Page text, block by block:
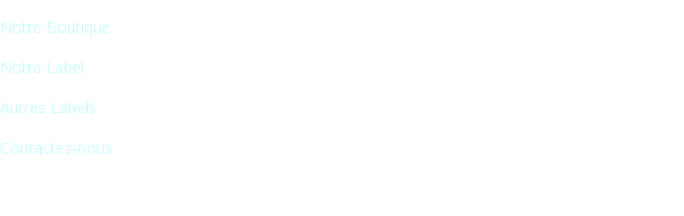
Notre Boutique
Notre Label
Autres Labels
Contactez-nous